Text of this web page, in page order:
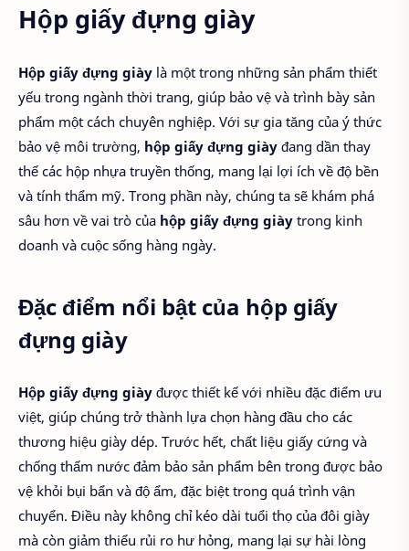
Hộp giấy đựng giày
Hộp giấy đựng giày là một trong những sản phẩm thiết
yếu trong ngành thời trang, giúp bảo vệ và trình bày sản
phẩm một cách chuyên nghiệp. Với sự gia tăng của ý thức
bảo vệ môi trường, hộp giấy đựng giày đang dần thay
thế các hộp nhựa truyền thống, mang lại lợi ích về độ bền
và tính thẩm mỹ. Trong phần này, chúng ta sẽ khám phá
sâu hơn về vai trò của hộp giấy đựng giày trong kinh
doanh và cuộc sống hàng ngày.
Đặc điểm nổi bật của hộp giấy
đựng giày
Hộp giấy đựng giày được thiết kế với nhiều đặc điểm ưu
việt, giúp chúng trở thành lựa chọn hàng đầu cho các
thương hiệu giày dép. Trước hết, chất liệu giấy cứng và
chống thấm nước đảm bảo sản phẩm bên trong được bảo
vệ khỏi bụi bẩn và độ ẩm, đặc biệt trong quá trình vận
chuyển. Điều này không chỉ kéo dài tuổi thọ của đôi giày
mà còn giảm thiểu rủi ro hư hỏng, mang lại sự hài lòng